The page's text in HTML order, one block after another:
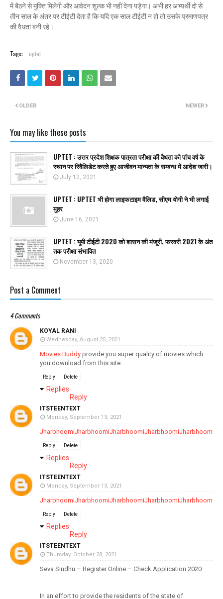
में बैठने से मुक्ति मिलेगी और आवेदन शुल्क भी नहीं देना पड़ेगा। अभी हर अभ्यर्थी दो से
तीन साल के अंतर पर टीईटी देता है कि यदि एक साल टीईटी न हो तो उसके प्रमाणपत्र
की वैधता बनी रहे।
Tags: uptet
NEWER
OLDER
You may like these posts
UPTET : उत्तर प्रदेश शिक्षक पात्रता परीक्षा की वैधता को पांच वर्ष के
स्थान पर रिवैलिडेट करते हुए आजीवन मान्यता के सम्बन्ध में आदेश जारी।
July 12, 2021
UPTET : UPTET भी होगा लाइफटाइम वैलिड, सीएम योगी ने भी लगाई
मुहर
June 16, 2021
UPTET : यूपी टीईटी 2020 को शासन की मंजूरी, फरवरी 2021 के अंत
तक परीक्षा संभावित
November 13, 2020
Post a Comment
4 Comments
KOYAL RANI
Wednesday, August 25, 2021
Movies Buddy provide you super quality of movies which
you download from this site
Reply Delete
Replies
Reply
ITSTEENTEXT
Monday, September 13, 2021
JharbhoomiJharbhoomiJharbhoomiJharbhoomiJharbhoomi
Reply Delete
Replies
Reply
ITSTEENTEXT
Monday, September 13, 2021
JharbhoomiJharbhoomiJharbhoomiJharbhoomiJharbhoomi
Reply Delete
Replies
Reply
ITSTEENTEXT
Thursday, October 28, 2021
Seva Sindhu – Register Online – Check Application 2020
In an effort to provide the residents of the state of